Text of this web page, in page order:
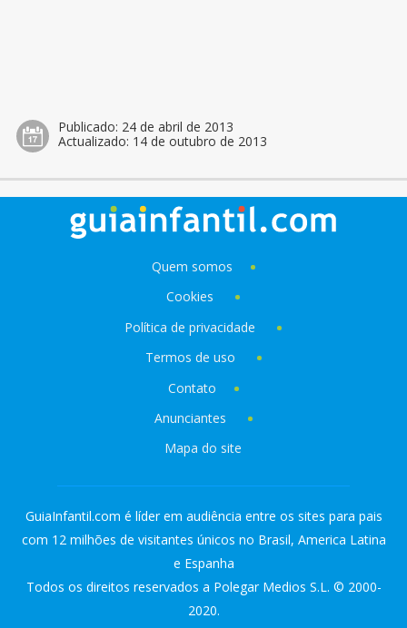
Publicado: 24 de abril de 2013
Actualizado: 14 de outubro de 2013
Quem somos
Cookies
Política de privacidade
Termos de uso
Contato
Anunciantes
Mapa do site
GuiaInfantil.com é líder em audiência entre os sites para pais
com 12 milhões de visitantes únicos no Brasil, America Latina
e Espanha
Todos os direitos reservados a Polegar Medios S.L. © 2000-
2020.